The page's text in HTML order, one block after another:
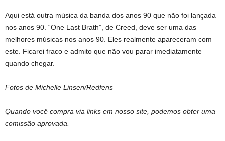
Aqui está outra música da banda dos anos 90 que não foi lançada
nos anos 90. “One Last Brath”, de Creed, deve ser uma das
melhores músicas nos anos 90. Eles realmente apareceram com
este. Ficarei fraco e admito que não vou parar imediatamente
quando chegar.
Fotos de Michelle Linsen/Redfens
Quando você compra via links em nosso site, podemos obter uma
comissão aprovada.